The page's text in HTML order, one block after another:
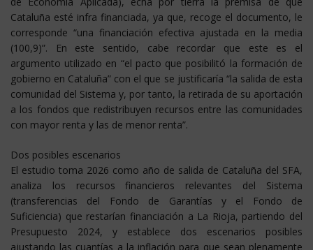
Cataluña esté infra financiada, ya que, recoge el documento, le
corresponde “una financiación efectiva ajustada en la media
(100,9)”. En este sentido, cabe recordar que este es el
argumento utilizado en “el pacto que posibilitó la formación de
gobierno en Cataluña” con el que se justificaría “la salida de esta
comunidad del Sistema y, por tanto, la retirada de su aportación
a los fondos que redistribuyen recursos entre las comunidades
con mayor renta y las de menor renta”.
Dos posibles escenarios
El estudio toma 2026 como año de salida de Cataluña del SFA,
analiza los recursos financieros relevantes del Sistema
(transferencias del Fondo de Garantías y el Fondo de
Suficiencia) que restarían financiación a La Rioja, partiendo del
Presupuesto 2024, y establece dos escenarios posibles
ajustando las cuantías a la inflación para que sean plenamente